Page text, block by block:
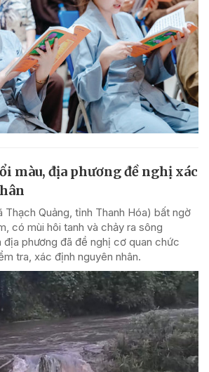
màu, địa phương đề nghị xác
Thạch Quảng, tỉnh Thanh Hóa) bất ngờ
có mùi hôi tanh và chảy ra sông
địa phương đã đề nghị cơ quan chức
tra, xác định nguyên nhân.